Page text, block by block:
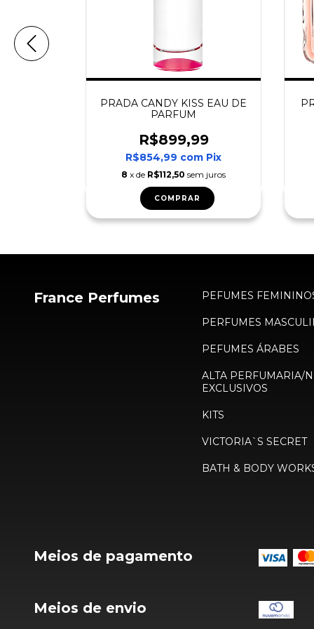
PRADA CANDY KISS EAU DE
PARFUM
R$899,99
R$854,99 com Pix
8 x de R$112,50 sem juros
COMPRAR
France Perfumes PEFUMES
PERFUMES
PEFUMES ÁRABES
ALTA PERFUMARIA/
EXCLUSIVOS
KITS
VICTORIA`S SECRET
BATH & BODY
Meios de pagamento
Meios de envio